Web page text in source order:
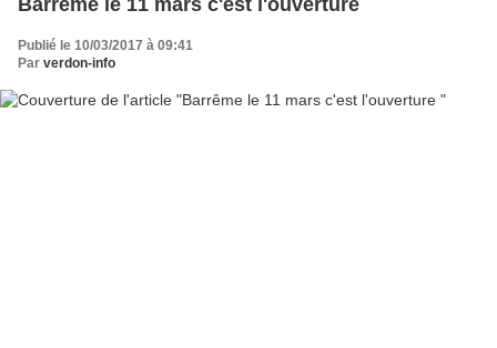
Publié le 10/03/2017 à 09:41
Par verdon-info